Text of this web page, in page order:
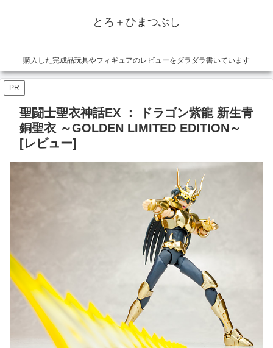
とろ＋ひまつぶし
購入した完成品玩具やフィギュアのレビューをダラダラ書いています
PR
聖闘士聖衣神話EX ： ドラゴン紫龍 新生青
銅聖衣 ～GOLDEN LIMITED EDITION～
[レビュー]